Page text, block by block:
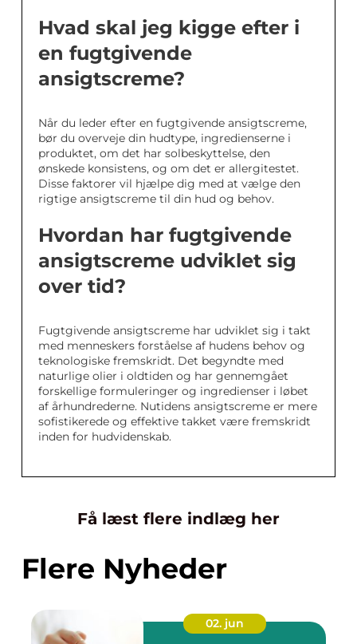
Hvad skal jeg kigge efter i
en fugtgivende
ansigtscreme?
Når du leder efter en fugtgivende ansigtscreme,
bør du overveje din hudtype, ingredienserne i
produktet, om det har solbeskyttelse, den
ønskede konsistens, og om det er allergitestet.
Disse faktorer vil hjælpe dig med at vælge den
rigtige ansigtscreme til din hud og behov.
Hvordan har fugtgivende
ansigtscreme udviklet sig
over tid?
Fugtgivende ansigtscreme har udviklet sig i takt
med menneskers forståelse af hudens behov og
teknologiske fremskridt. Det begyndte med
naturlige olier i oldtiden og har gennemgået
forskellige formuleringer og ingredienser i løbet
af århundrederne. Nutidens ansigtscreme er mere
sofistikerede og effektive takket være fremskridt
inden for hudvidenskab.
Få læst flere indlæg her
Flere Nyheder
02. jun